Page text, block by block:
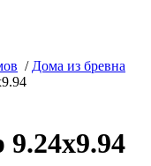
/ Дома из бревна